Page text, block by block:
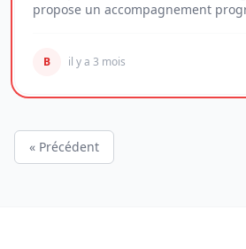
propose un accompagnement
B il y a 3 mois
« Précédent